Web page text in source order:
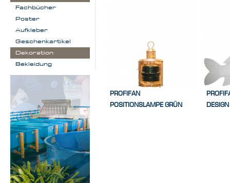
PROFIFAN
POSITIONSLAMPE GRÜN
Fachbücher
Poster
Aufkleber
Geschenkartikel
Dekoration
Bekleidung